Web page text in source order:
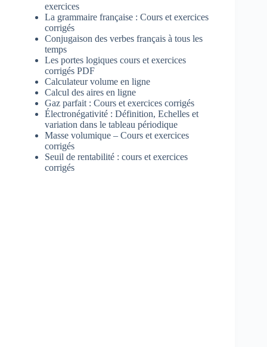
exercices
La grammaire française : Cours et exercices
corrigés
Conjugaison des verbes français à tous les
temps
Les portes logiques cours et exercices
corrigés PDF
Calculateur volume en ligne
Calcul des aires en ligne
Gaz parfait : Cours et exercices corrigés
Électronégativité : Définition, Echelles et
variation dans le tableau périodique
Masse volumique – Cours et exercices
corrigés
Seuil de rentabilité : cours et exercices
corrigés